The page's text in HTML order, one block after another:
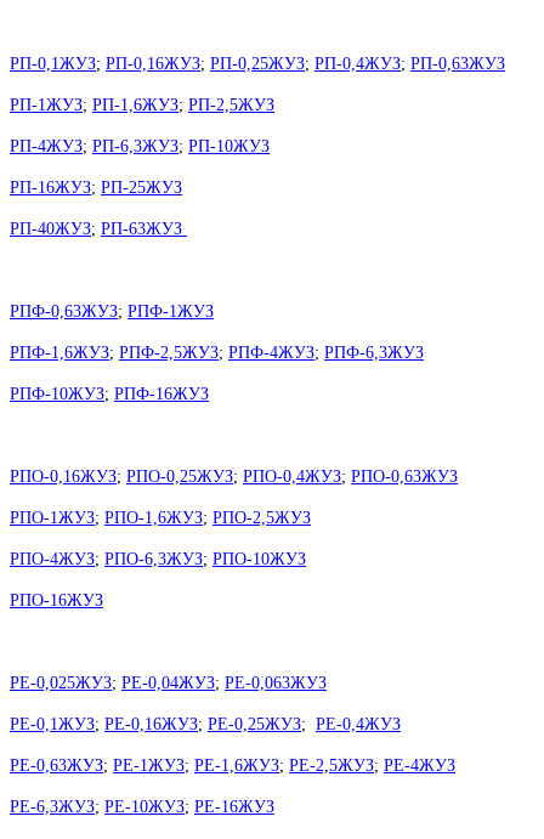
РП-0,1ЖУЗ; РП-0,16ЖУЗ; РП-0,25ЖУЗ; РП-0,4ЖУЗ; РП-0,63ЖУЗ
РП-1ЖУЗ; РП-1,6ЖУЗ; РП-2,5ЖУЗ
РП-4ЖУЗ; РП-6,3ЖУЗ; РП-10ЖУЗ
РП-16ЖУЗ; РП-25ЖУЗ
РП-40ЖУЗ; РП-63ЖУЗ
РПФ-0,63ЖУЗ; РПФ-1ЖУЗ
РПФ-1,6ЖУЗ; РПФ-2,5ЖУЗ; РПФ-4ЖУЗ; РПФ-6,3ЖУЗ
РПФ-10ЖУЗ; РПФ-16ЖУЗ
РПО-0,16ЖУЗ; РПО-0,25ЖУЗ; РПО-0,4ЖУЗ; РПО-0,63ЖУЗ
РПО-1ЖУЗ; РПО-1,6ЖУЗ; РПО-2,5ЖУЗ
РПО-4ЖУЗ; РПО-6,3ЖУЗ; РПО-10ЖУЗ
РПО-16ЖУЗ
РЕ-0,025ЖУЗ; РЕ-0,04ЖУЗ; РЕ-0,063ЖУЗ
РЕ-0,1ЖУЗ; РЕ-0,16ЖУЗ; РЕ-0,25ЖУЗ; РЕ-0,4ЖУЗ
РЕ-0,63ЖУЗ; РЕ-1ЖУЗ; РЕ-1,6ЖУЗ; РЕ-2,5ЖУЗ; РЕ-4ЖУЗ
РЕ-6,3ЖУЗ; РЕ-10ЖУЗ; РЕ-16ЖУЗ